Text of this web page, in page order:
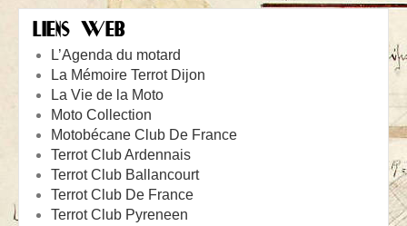
LIENS WEB
L’Agenda du motard
La Mémoire Terrot Dijon
La Vie de la Moto
Moto Collection
Motobécane Club De France
Terrot Club Ardennais
Terrot Club Ballancourt
Terrot Club De France
Terrot Club Pyreneen